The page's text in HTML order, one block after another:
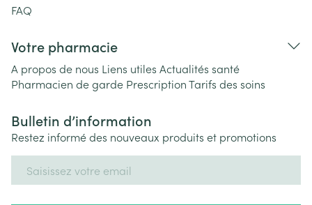
FAQ
Votre pharmacie
A propos de nous Liens utiles Actualités santé
Pharmacien de garde PrescriptionTarifs des soins
Bulletin d’information
Restez informé des nouveaux produits et promotions